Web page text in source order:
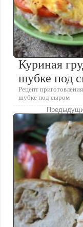
Куриная
шубке под
Рецепт
шубке под сыром